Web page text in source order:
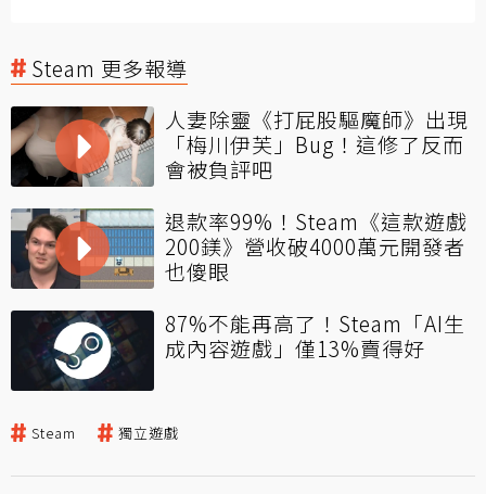
Steam 更多報導
人妻除靈《打屁股驅魔師》出現
「梅川伊芙」Bug！這修了反而
會被負評吧
退款率99%！Steam《這款遊戲
200鎂》營收破4000萬元開發者
也傻眼
87%不能再高了！Steam「AI生
成內容遊戲」僅13%賣得好
Steam 獨立遊戲